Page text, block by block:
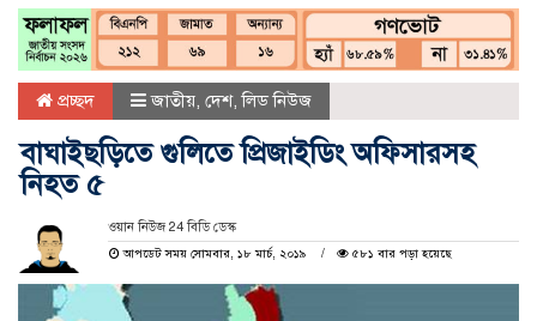
প্রচ্ছদ জাতীয়, দেশ,লিড নিউজ
বাঘাইছড়িতে গুলিতে প্রিজাইডিং অফিসারসহ
নিহত ৫
ওয়ান নিউজ 24 বিডি ডেস্ক
আপডেট সময় সোমবার, ১৮ মার্চ, ২০১৯
৫৮১ বার পড়া হয়েছে